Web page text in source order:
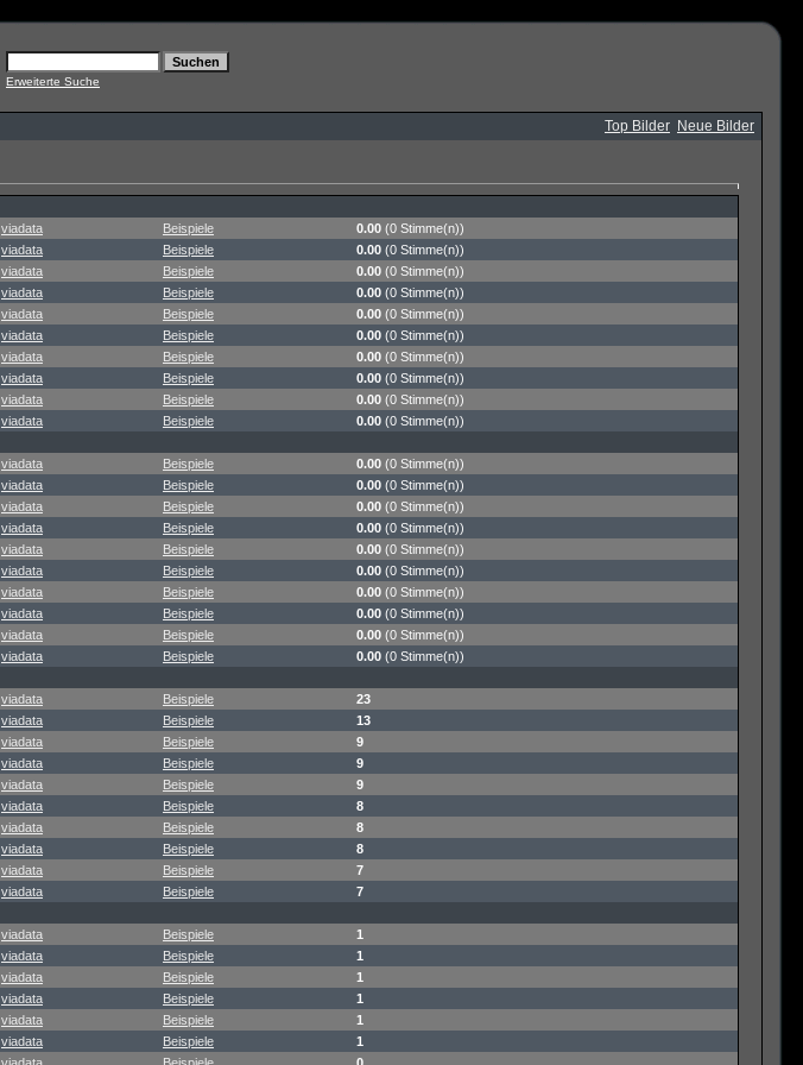
Erweiterte Suche
Top Bilder Neue Bilder
viadata Beispiele 0.00 (0 Stimme(n))
viadata Beispiele 0.00 (0 Stimme(n))
viadata Beispiele 0.00 (0 Stimme(n))
viadata Beispiele 0.00 (0 Stimme(n))
viadata Beispiele 0.00 (0 Stimme(n))
viadata Beispiele 0.00 (0 Stimme(n))
viadata Beispiele 0.00 (0 Stimme(n))
viadata Beispiele 0.00 (0 Stimme(n))
viadata Beispiele 0.00 (0 Stimme(n))
viadata Beispiele 0.00 (0 Stimme(n))
viadata Beispiele 0.00 (0 Stimme(n))
viadata Beispiele 0.00 (0 Stimme(n))
viadata Beispiele 0.00 (0 Stimme(n))
viadata Beispiele 0.00 (0 Stimme(n))
viadata Beispiele 0.00 (0 Stimme(n))
viadata Beispiele 0.00 (0 Stimme(n))
viadata Beispiele 0.00 (0 Stimme(n))
viadata Beispiele 0.00 (0 Stimme(n))
viadata Beispiele 0.00 (0 Stimme(n))
viadata Beispiele 0.00 (0 Stimme(n))
viadata Beispiele
23
viadata Beispiele
13
viadata Beispiele
9
viadata Beispiele
9
viadata Beispiele
9
viadata Beispiele
8
viadata Beispiele
8
viadata Beispiele
8
viadata Beispiele
7
viadata Beispiele
7
viadata Beispiele
1
viadata Beispiele
1
viadata Beispiele
1
viadata Beispiele
1
viadata Beispiele
1
viadata Beispiele
1